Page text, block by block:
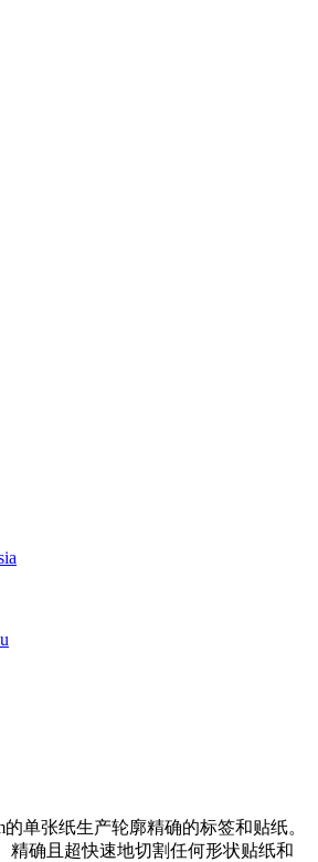
的单张纸生产轮廓精确的标签和贴纸。
精确且超快速地切割任何形状贴纸和